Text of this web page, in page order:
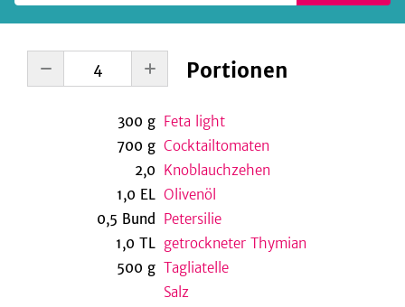
Portionen
300 g Feta light
700 g Cocktailtomaten
2,0 Knoblauchzehen
1,0 EL Olivenöl
0,5 Bund
Petersilie
1,0 TL getrockneter Thymian
500 g Tagliatelle
Salz